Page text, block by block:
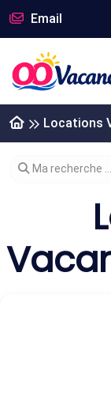
Email
Locations
Modifier votre
Ma recherche ...